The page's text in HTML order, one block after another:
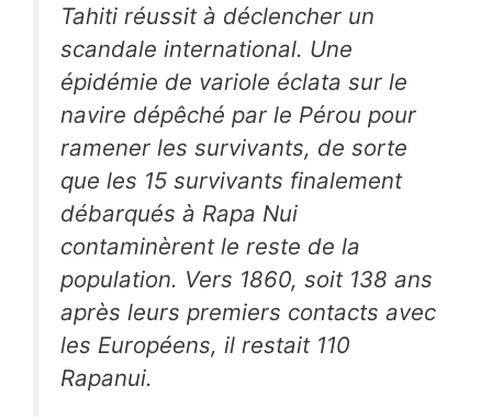
Tahiti réussit à déclencher un
scandale international. Une
épidémie de variole éclata sur le
navire dépêché par le Pérou pour
ramener les survivants, de sorte
que les 15 survivants finalement
débarqués à Rapa Nui
contaminèrent le reste de la
population. Vers 1860, soit 138 ans
après leurs premiers contacts avec
les Européens, il restait 110
Rapanui.